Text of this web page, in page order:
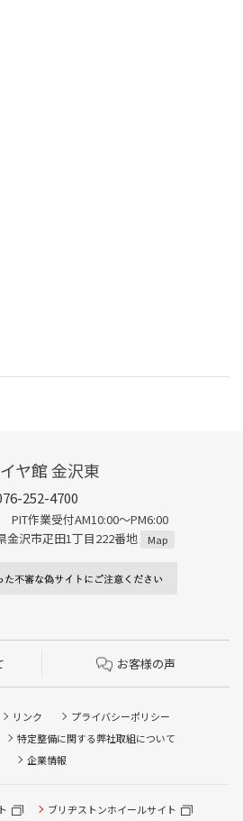
ヤ館 金沢東
252-4700
PIT作業受付AM10:00～PM6:00
沢市疋田1丁目222番地
Map
お客様の声
リンク
プライバシーポリシー
特定整備に関する弊社取組について
企業情報
ブリヂストンホイールサイト